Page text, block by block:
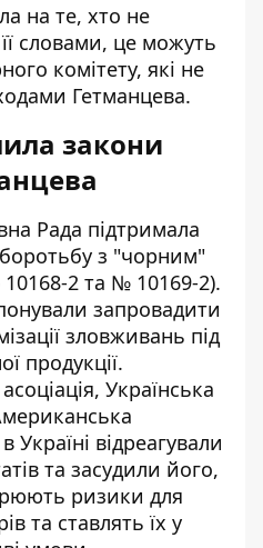
на те, хто не
словами, це можуть
комітету, які не
Гетманцева.
закони
Рада підтримала
з "чорним"
2 та № 10169-2).
запровадити
зловживань під
продукції.
Українська
Україні відреагували
та засудили його,
ризики для
та ставлять їх у